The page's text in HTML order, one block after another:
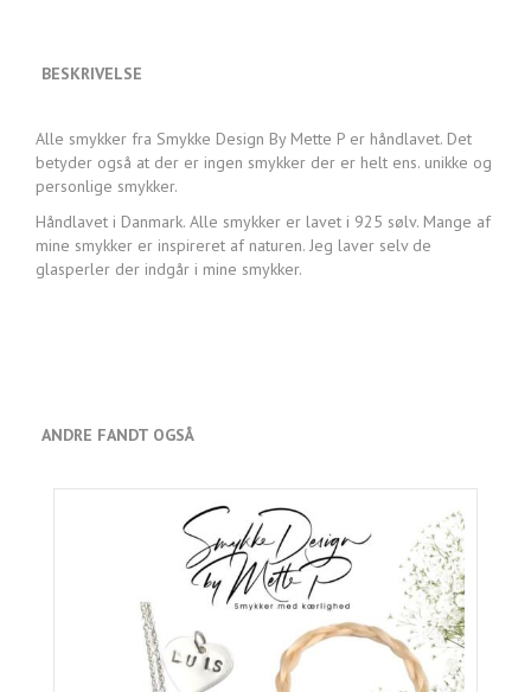
BESKRIVELSE
Alle smykker fra Smykke Design By Mette P er håndlavet. Det
betyder også at der er ingen smykker der er helt ens. unikke og
personlige smykker.
Håndlavet i Danmark. Alle smykker er lavet i 925 sølv. Mange af
mine smykker er inspireret af naturen. Jeg laver selv de
glasperler der indgår i mine smykker.
ANDRE FANDT OGSÅ